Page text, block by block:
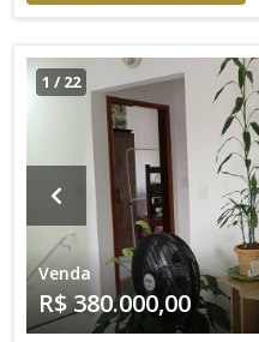
1 / 22
Venda
R$ 380.000,00